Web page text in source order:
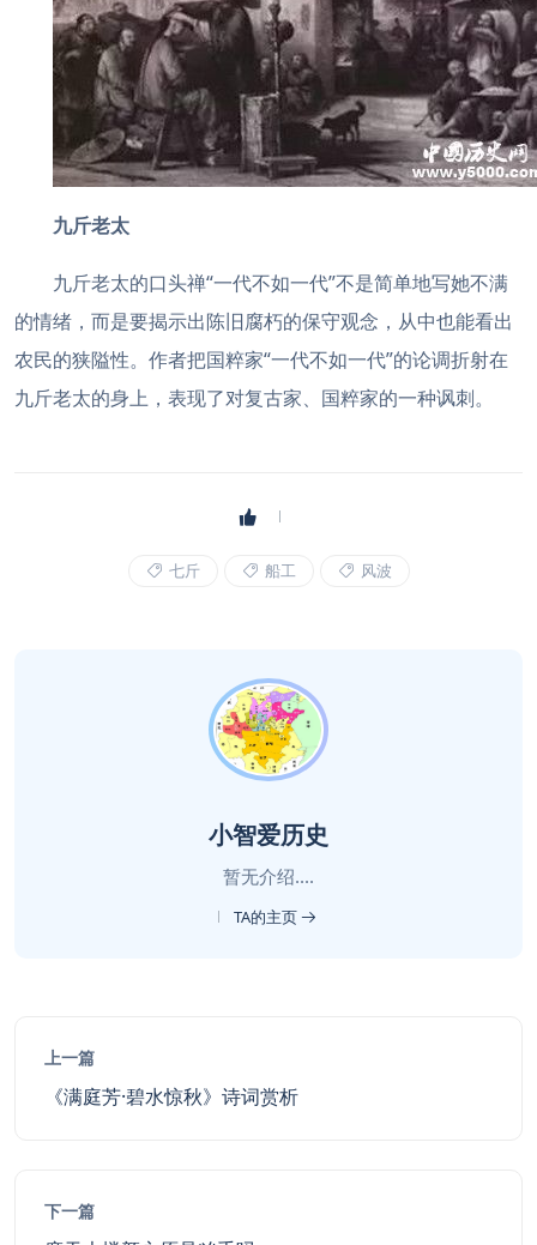
九斤老太
九斤老太的口头禅“一代不如一代”不是简单地写她不满
的情绪，而是要揭示出陈旧腐朽的保守观念，从中也能看出
农民的狭隘性。作者把国粹家“一代不如一代”的论调折射在
九斤老太的身上，表现了对复古家、国粹家的一种讽刺。
七斤 船工 风波
小智爱历史
暂无介绍....
TA的主页
上一篇
《满庭芳·碧水惊秋》诗词赏析
下一篇